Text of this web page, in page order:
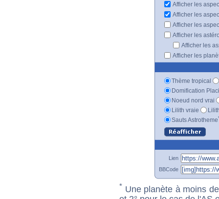
Afficher les
Afficher les
Afficher les
Afficher les
Afficher les
Afficher les
Thème tropical
Domification
Noeud nord vrai
Lilith vraie
Sauts Astrotheme
Lien
BBCode
* Une planète à moins